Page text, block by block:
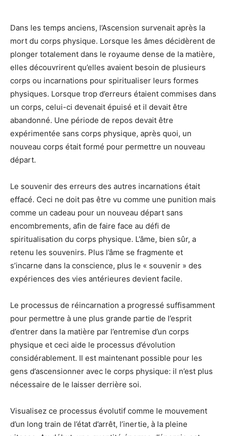
Dans les temps anciens, l’Ascension survenait après la
mort du corps physique. Lorsque les âmes décidèrent de
plonger totalement dans le royaume dense de la matière,
elles découvrirent qu’elles avaient besoin de plusieurs
corps ou incarnations pour spiritualiser leurs formes
physiques. Lorsque trop d’erreurs étaient commises dans
un corps, celui-ci devenait épuisé et il devait être
abandonné. Une période de repos devait être
expérimentée sans corps physique, après quoi, un
nouveau corps était formé pour permettre un nouveau
départ.
Le souvenir des erreurs des autres incarnations était
effacé. Ceci ne doit pas être vu comme une punition mais
comme un cadeau pour un nouveau départ sans
encombrements, afin de faire face au défi de
spiritualisation du corps physique. L’âme, bien sûr, a
retenu les souvenirs. Plus l’âme se fragmente et
s’incarne dans la conscience, plus le « souvenir » des
expériences des vies antérieures devient facile.
Le processus de réincarnation a progressé suffisamment
pour permettre à une plus grande partie de l’esprit
d’entrer dans la matière par l’entremise d’un corps
physique et ceci aide le processus d’évolution
considérablement. Il est maintenant possible pour les
gens d’ascensionner avec le corps physique: il n’est plus
nécessaire de le laisser derrière soi.
Visualisez ce processus évolutif comme le mouvement
d’un long train de l’état d’arrêt, l’inertie, à la pleine